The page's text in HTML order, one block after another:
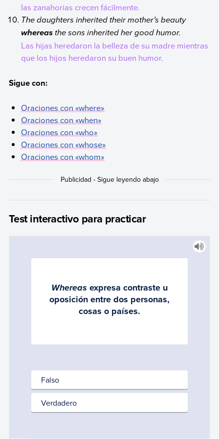
las zanahorias crecen fácilmente.
The daughters inherited their mother’s beauty
whereas the sons inherited her good humor.
Las hijas heredaron la belleza de su madre mientras
que los hijos heredaron su buen humor.
Sigue con:
Oraciones con «where»
Oraciones con «when»
Oraciones con «who»
Oraciones con «whose»
Oraciones con «whom»
Test interactivo para practicar